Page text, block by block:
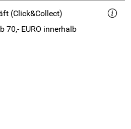
(Click&Collect)
70,- EURO innerhalb